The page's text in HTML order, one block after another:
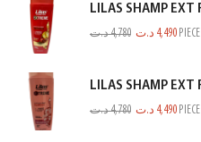
4,780د.ت 4,490 د.ت PIECE
4,780د.ت 4,490 د.ت PIECE